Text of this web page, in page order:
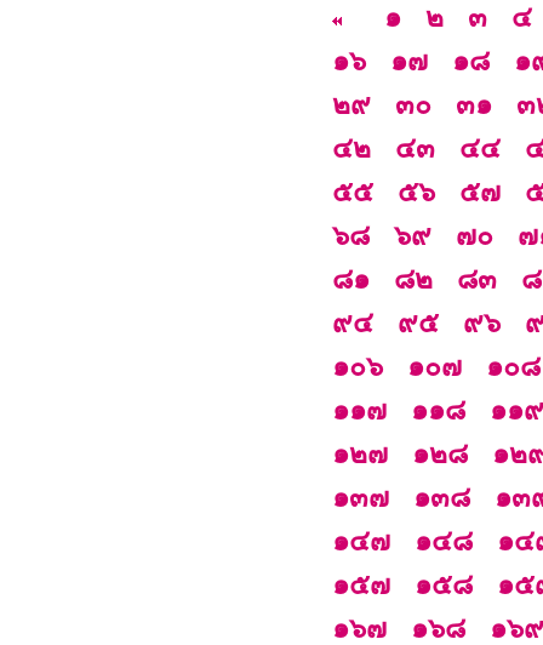
๑ ๒ ๓
๔
๑๖
๑๗ ๑๘
๑
๒๙
๓๐ ๓๑
๓
๔๒
๔๓ ๔๔
๕๕
๕๖ ๕๗
๖๘
๖๙ ๗๐
๗
๘๑
๘๒ ๘๓
๙๔
๙๕ ๙๖
๑๐๖
๑๐๗
๑๐๘
๑๑๗
๑๑๘
๑๑๙
๑๒๗
๑๒๘
๑๒
๑๓๗
๑๓๘
๑๓
๑๔๗
๑๔๘
๑๔
๑๕๗
๑๕๘
๑๕
๑๖๗
๑๖๘
๑๖๙